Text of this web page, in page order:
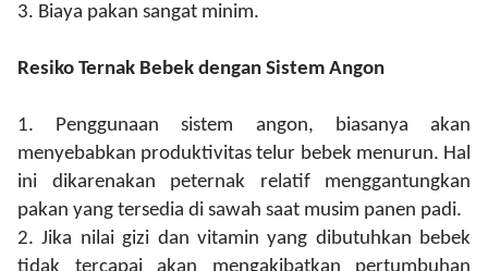
3. Biaya pakan sangat minim.
Resiko Ternak Bebek dengan Sistem Angon
1. Penggunaan sistem angon, biasanya akan
menyebabkan produktivitas telur bebek menurun. Hal
ini dikarenakan peternak relatif menggantungkan
pakan yang tersedia di sawah saat musim panen padi.
2.Jika nilai gizi dan vitamin yang dibutuhkan bebek